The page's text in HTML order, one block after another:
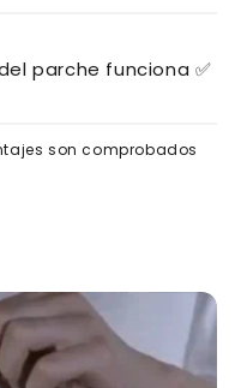
parche funciona ✅
son comprobados